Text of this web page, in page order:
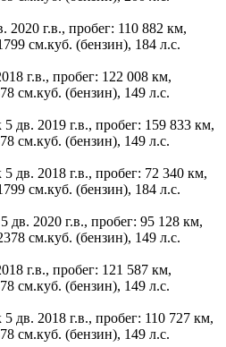
г.в., пробег: 110 882 км,
см.куб. (бензин), 184 л.с.
г.в., пробег: 122 008 км,
см.куб. (бензин), 149 л.с.
дв. 2019 г.в., пробег: 159 833 км,
см.куб. (бензин), 149 л.с.
дв. 2018 г.в., пробег: 72 340 км,
см.куб. (бензин), 184 л.с.
2020 г.в., пробег: 95 128 км,
см.куб. (бензин), 149 л.с.
г.в., пробег: 121 587 км,
см.куб. (бензин), 149 л.с.
дв. 2018 г.в., пробег: 110 727 км,
см.куб. (бензин), 149 л.с.